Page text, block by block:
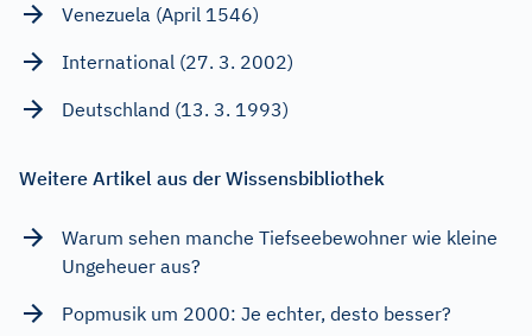
Venezuela (April 1546)
International (27. 3. 2002)
Deutschland (13. 3. 1993)
Weitere Artikel aus der Wissensbibliothek
Warum sehen manche Tiefseebewohner wie kleine
Ungeheuer aus?
Popmusik um 2000: Je echter, desto besser?